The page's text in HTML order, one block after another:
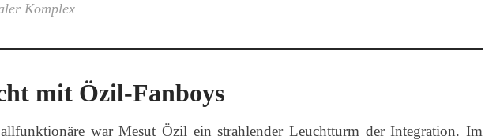
Komplex
mit Özil-Fanboys
war Mesut Özil ein strahlender Leuchtturm der Integration. Im